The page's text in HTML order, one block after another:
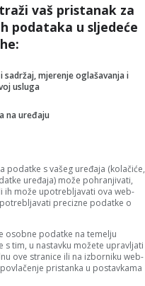
vaš pristanak za
podataka u sljedeće
mjerenje oglašavanja i
usluga
na uređaju
podatke s vašeg uređaja (kolačiće,
uređaja) može pohranjivati,
ih može upotrebljavati ova web-
precizne podatke o
osobne podatke na temelju
s tim, u nastavku možete upravljati
ove stranice ili na izborniku web-
pristanka u postavkama